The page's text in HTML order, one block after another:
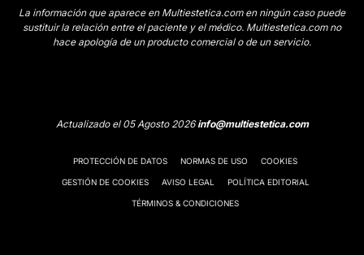
La información que aparece en Multiestetica.com en ningún caso puede
sustituir la relación entre el paciente y el médico. Multiestetica.com no
hace apología de un producto comercial o de un servicio.
Actualizado el 05 Agosto 2026info@multiestetica.com
PROTECCIÓN DE DATOS NORMAS DE USO COOKIES
GESTIÓN DE COOKIES AVISO LEGAL POLÍTICA EDITORIAL
TÉRMINOS & CONDICIONES